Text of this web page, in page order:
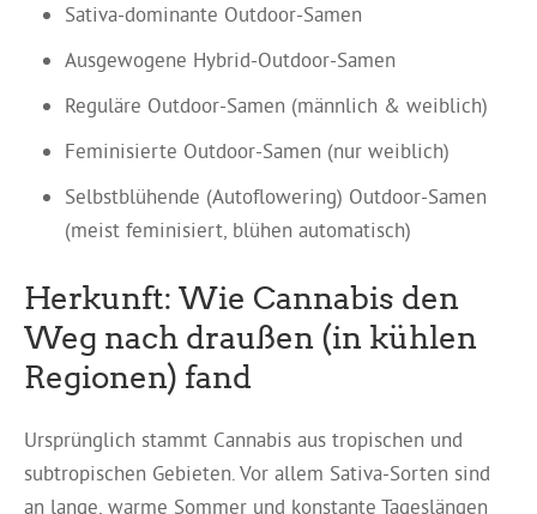
Sativa-dominante Outdoor-Samen
Ausgewogene Hybrid-Outdoor-Samen
Reguläre Outdoor-Samen (männlich & weiblich)
Feminisierte Outdoor-Samen (nur weiblich)
Selbstblühende (Autoflowering) Outdoor-Samen
(meist feminisiert, blühen automatisch)
Herkunft: Wie Cannabis den
Weg nach draußen (in kühlen
Regionen) fand
Ursprünglich stammt Cannabis aus tropischen und
subtropischen Gebieten. Vor allem Sativa-Sorten sind
an lange, warme Sommer und konstante Tageslängen